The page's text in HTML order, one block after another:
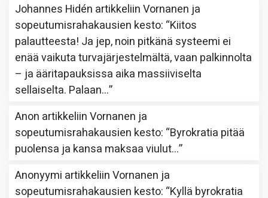
Johannes Hidén artikkeliinVornanen ja
sopeutumisrahakausien kesto: “Kiitos
palautteesta! Ja jep, noin pitkänä systeemi ei
enää vaikuta turvajärjestelmältä, vaan palkinnolta
– ja ääritapauksissa aika massiiviselta
sellaiselta. Palaan…”
Anon artikkeliinVornanen ja
sopeutumisrahakausien kesto: “Byrokratia pitää
puolensa ja kansa maksaa viulut…”
Anonyymi artikkeliinVornanen ja
sopeutumisrahakausien kesto: “Kyllä byrokratia